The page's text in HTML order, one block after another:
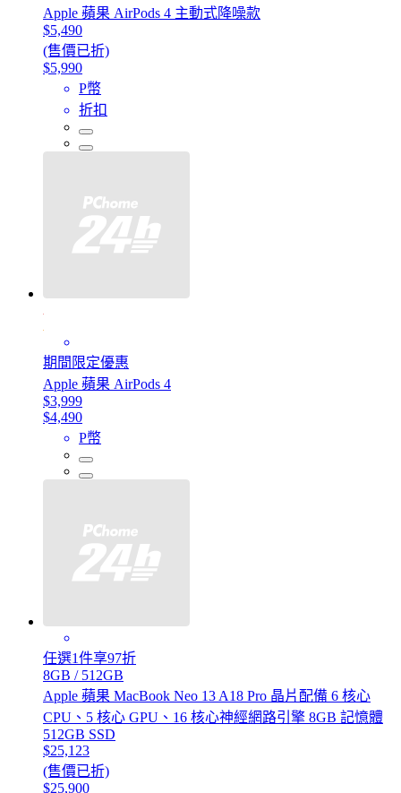
Apple 蘋果 AirPods 4 主動式降噪款
$5,490
(售價已折)
$5,990
P幣
折扣
期間限定優惠
Apple 蘋果 AirPods 4
$3,999
$4,490
P幣
任選1件享97折
8GB / 512GB
Apple 蘋果 MacBook Neo 13 A18 Pro 晶片配備 6 核心
CPU、5 核心 GPU、16 核心神經網路引擎 8GB 記憶體
512GB SSD
$25,123
(售價已折)
$25,900